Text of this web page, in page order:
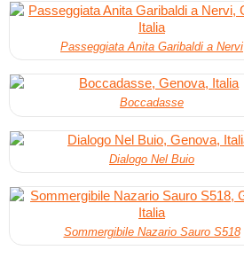
Passeggiata Anita Garibaldi a Nervi
Boccadasse
Dialogo Nel Buio
Sommergibile Nazario Sauro S518